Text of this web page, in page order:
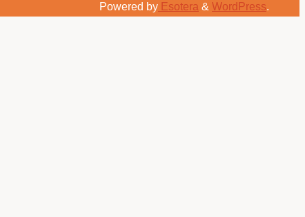
Powered by Esotera & WordPress.